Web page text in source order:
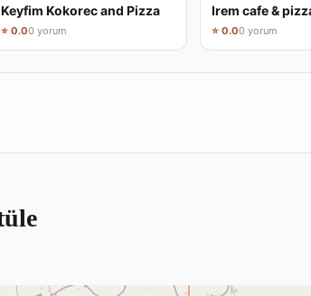
Keyfim Kokorec and Pizza
⭐ 0.00 yorum
Irem cafe &
⭐ 0.00 yorum